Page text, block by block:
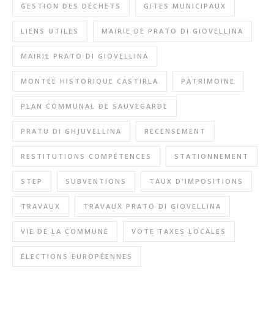
GESTION DES DÉCHETS GITES MUNICIPAUX
LIENS UTILES MAIRIE DE PRATO DI GIOVELLINA
MAIRIE PRATO DI GIOVELLINA
MONTÉE HISTORIQUE CASTIRLA PATRIMOINE
PLAN COMMUNAL DE SAUVEGARDE
PRATU DI GHJUVELLINA RECENSEMENT
RESTITUTIONS COMPÉTENCES STATIONNEMENT
STEP SUBVENTIONS TAUX D'IMPOSITIONS
TRAVAUX TRAVAUX PRATO DI GIOVELLINA
VIE DE LA COMMUNE VOTE TAXES LOCALES
ÉLECTIONS EUROPÉENNES